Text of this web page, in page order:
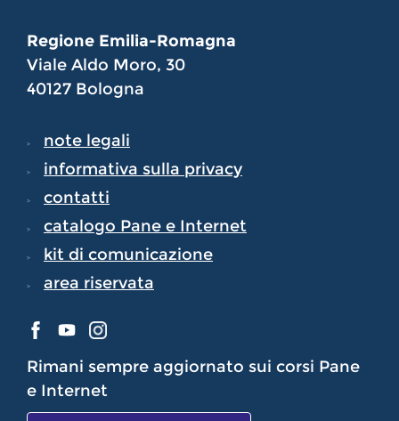
Regione Emilia-Romagna
Viale Aldo Moro, 30
40127 Bologna
note legali
informativa sulla privacy
contatti
catalogo Pane e Internet
kit di comunicazione
area riservata
Rimani sempre aggiornato sui corsi Pane
e Internet